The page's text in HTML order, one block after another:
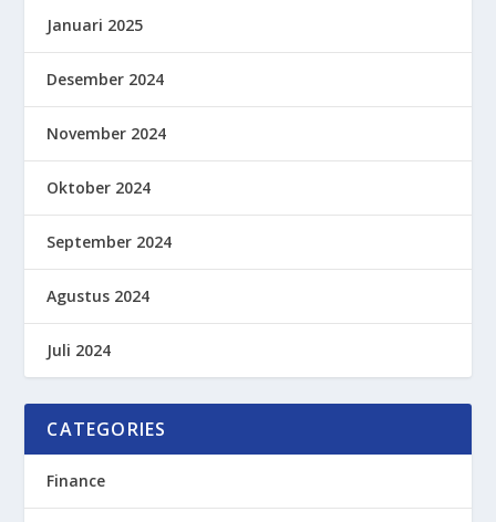
Januari 2025
Desember 2024
November 2024
Oktober 2024
September 2024
Agustus 2024
Juli 2024
CATEGORIES
Finance